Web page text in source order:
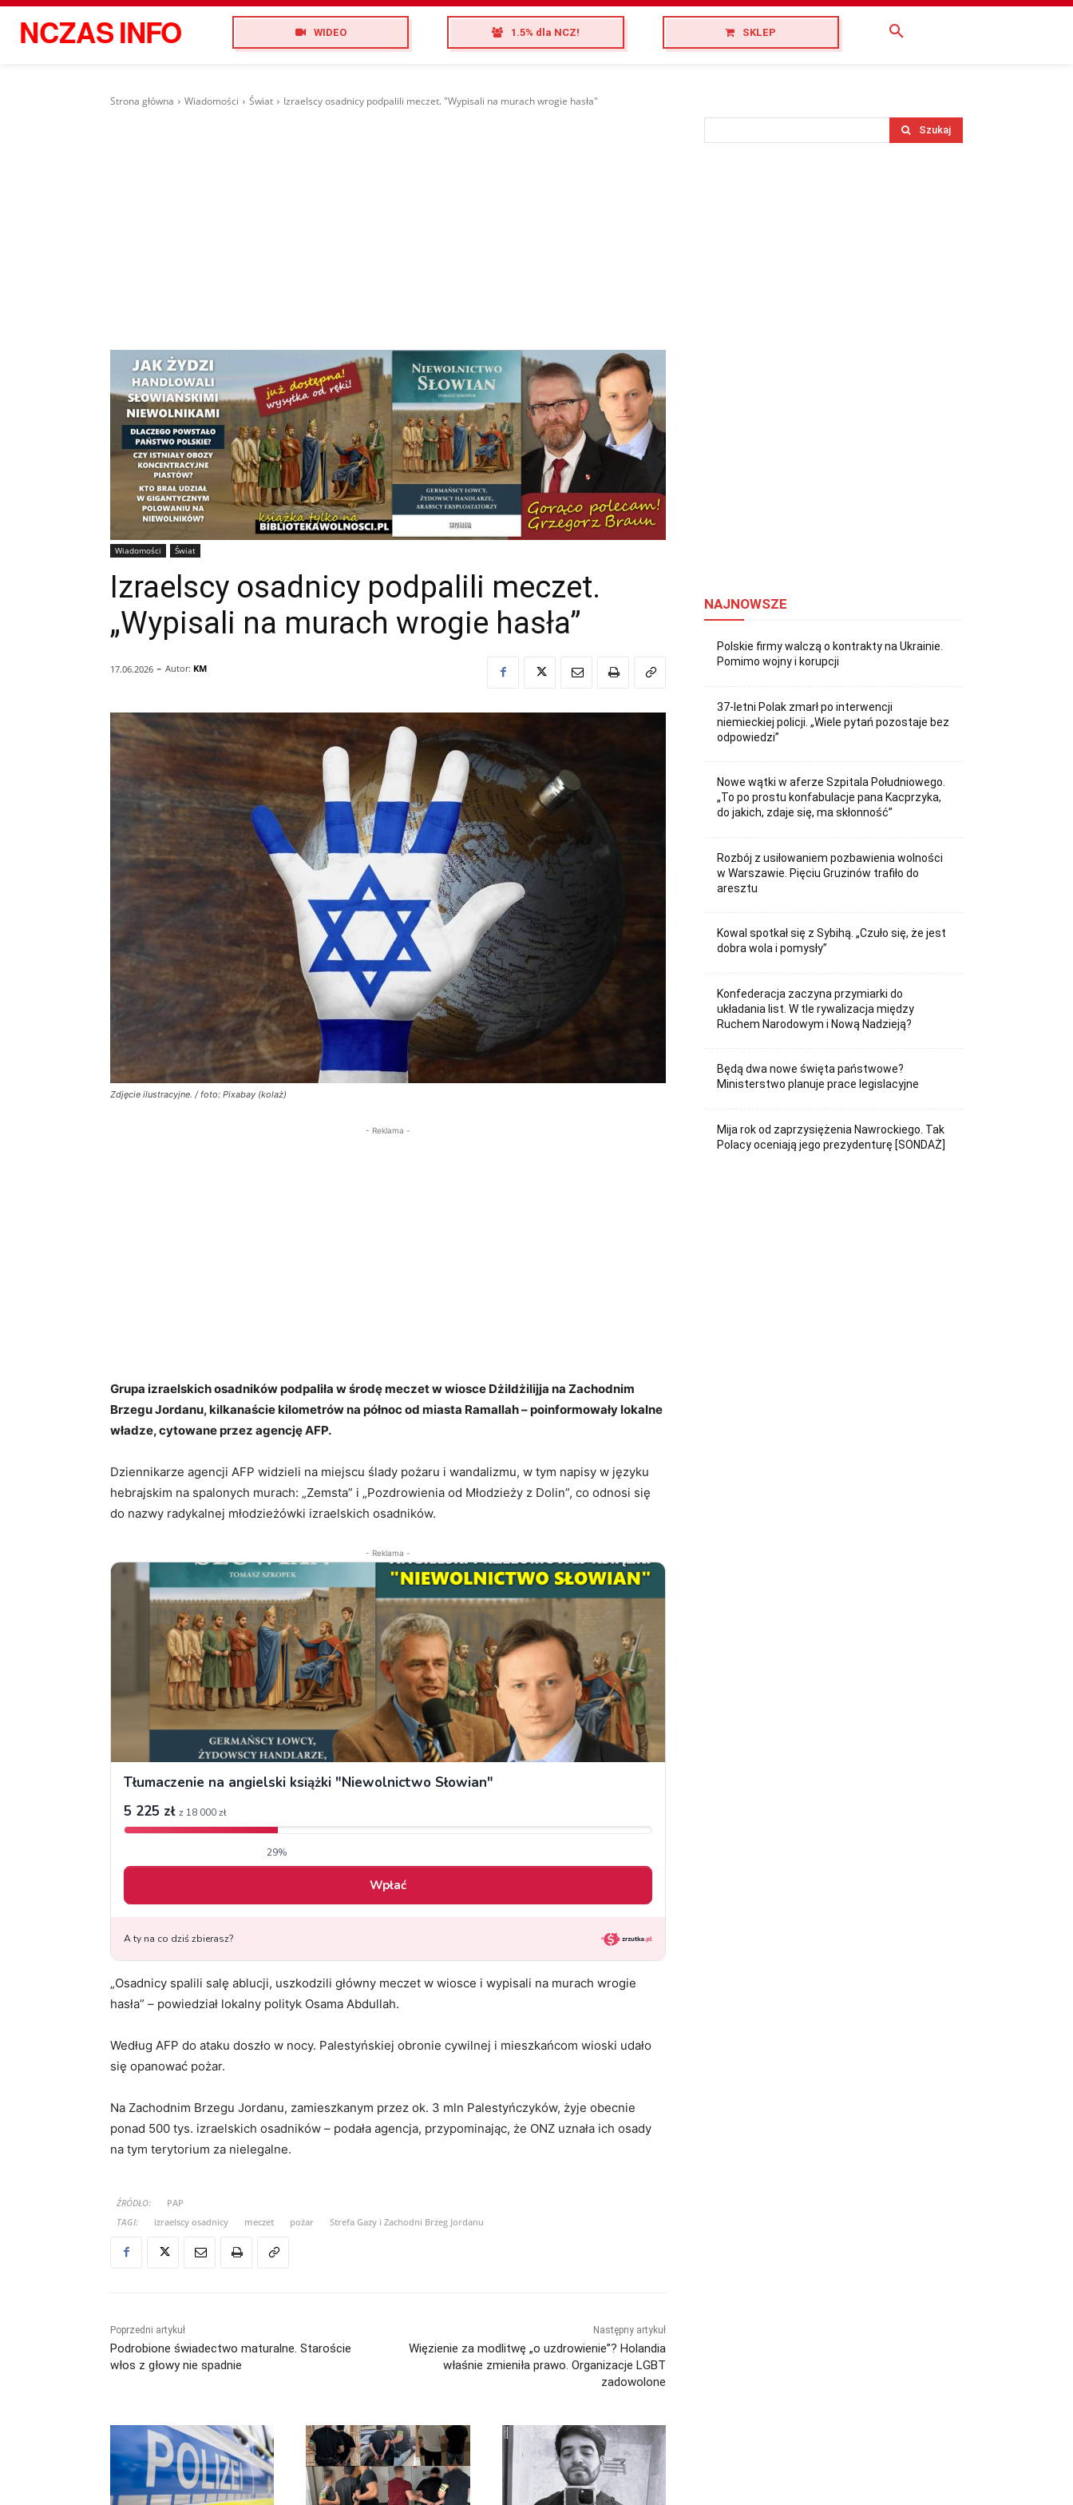
NCZASINFO WIDEO 1.5% dla NCZ! SKLEP
Strona główna Wiadomości Świat Izraelscy osadnicy podpalili meczet. "Wypisali na murach wrogie hasła"
Wiadomości Świat
Izraelscy osadnicy podpalili meczet.
„Wypisali na murach wrogie hasła”
17.06.2026 - Autor: KM
Zdjęcie ilustracyjne. / foto: Pixabay (kolaż)
- Reklama -
Grupa izraelskich osadników podpaliła w środę meczet w wiosce Dżildżilijja na Zachodnim
Brzegu Jordanu, kilkanaście kilometrów na północ od miasta Ramallah – poinformowały lokalne
władze, cytowane przez agencję AFP.
Dziennikarze agencji AFP widzieli na miejscu ślady pożaru i wandalizmu, w tym napisy w języku
hebrajskim na spalonych murach: „Zemsta” i „Pozdrowienia od Młodzieży z Dolin”, co odnosi się
do nazwy radykalnej młodzieżówki izraelskich osadników.
- Reklama -
„Osadnicy spalili salę ablucji, uszkodzili główny meczet w wiosce i wypisali na murach wrogie
hasła” – powiedział lokalny polityk Osama Abdullah.
Według AFP do ataku doszło w nocy. Palestyńskiej obronie cywilnej i mieszkańcom wioski udało
się opanować pożar.
Na Zachodnim Brzegu Jordanu, zamieszkanym przez ok. 3 mln Palestyńczyków, żyje obecnie
ponad 500 tys. izraelskich osadników – podała agencja, przypominając, że ONZ uznała ich osady
na tym terytorium za nielegalne.
ŹRÓDŁO:
PAP
TAGI:
izraelscy osadnicy meczet pożar Strefa Gazy i Zachodni Brzeg Jordanu
Poprzedni artykuł
Podrobione świadectwo maturalne. Staroście
włos z głowy nie spadnie
Następny artykuł
Więzienie za modlitwę „o uzdrowienie”? Holandia
właśnie zmieniła prawo. Organizacje LGBT
zadowolone
Szukaj
NAJNOWSZE
Polskie firmy walczą o kontrakty na Ukrainie.
Pomimo wojny i korupcji
37-letni Polak zmarł po interwencji
niemieckiej policji. „Wiele pytań pozostaje bez
odpowiedzi”
Nowe wątki w aferze Szpitala Południowego.
„To po prostu konfabulacje pana Kacprzyka,
do jakich, zdaje się, ma skłonność”
Rozbój z usiłowaniem pozbawienia wolności
w Warszawie. Pięciu Gruzinów trafiło do
aresztu
Kowal spotkał się z Sybihą. „Czuło się, że jest
dobra wola i pomysły”
Konfederacja zaczyna przymiarki do
układania list. W tle rywalizacja między
Ruchem Narodowym i Nową Nadzieją?
Będą dwa nowe święta państwowe?
Ministerstwo planuje prace legislacyjne
Mija rok od zaprzysiężenia Nawrockiego. Tak
Polacy oceniają jego prezydenturę [SONDAŻ]